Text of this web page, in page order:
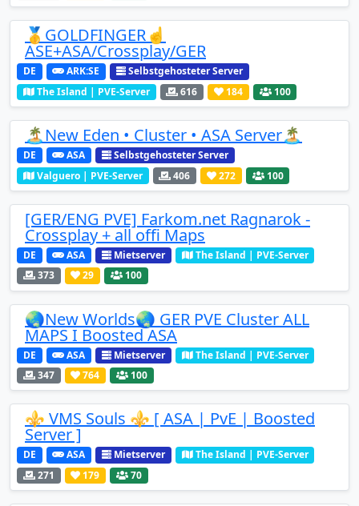
🥇GOLDFINGER☝️
ASE+ASA/Crossplay/GER
DE ARK:SE
Selbstgehosteter Server
The Island | PVE-Server
616 184 100
🏝️New Eden • Cluster • ASA Server🏝️
DE ASA
Selbstgehosteter Server
Valguero | PVE-Server
406 272 100
[GER/ENG PVE] Farkom.net Ragnarok -
Crossplay + all offi Maps
DE ASA Mietserver
The Island | PVE-Server
373
29 100
🌏New Worlds🌏 GER PVE Cluster ALL
MAPS I Boosted ASA
DE ASA Mietserver
The Island | PVE-Server
347
764 100
⚜️ VMS Souls ⚜️ [ ASA | PvE | Boosted
Server ]
DE ASA Mietserver
The Island | PVE-Server
271
179 70